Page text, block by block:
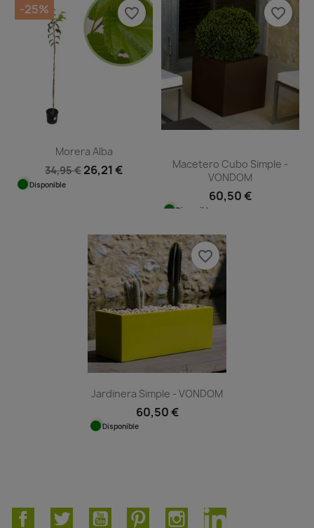
Morera Alba
34,95 € 26,21 €
Disponible
-25% favorite_border
Macetero Cubo Simple -
VONDOM
60,50 €
Disponible
favorite_border
Jardinera Simple - VONDOM
60,50 €
Disponible
favorite_border
FacebookTwitter YouTube PinterestInstagramLinkedIn